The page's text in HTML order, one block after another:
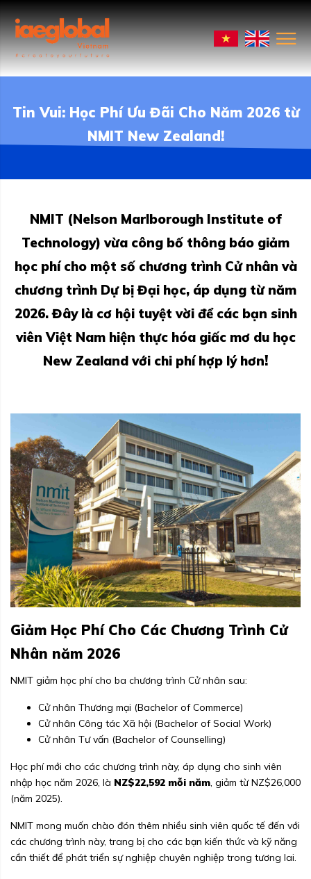
Tin Vui: Học Phí Ưu Đãi Cho Năm 2026 từ
NMIT New Zealand!
NMIT (Nelson Marlborough Institute of
Technology) vừa công bố thông báo giảm
học phí cho một số chương trình Cử nhân và
chương trình Dự bị Đại học, áp dụng từ năm
2026. Đây là cơ hội tuyệt vời để các bạn sinh
viên Việt Nam hiện thực hóa giấc mơ du học
New Zealand với chi phí hợp lý hơn!
Giảm Học Phí Cho Các Chương Trình Cử
Nhân năm 2026
NMIT giảm học phí cho ba chương trình Cử nhân sau:
Cử nhân Thương mại (Bachelor of Commerce)
Cử nhân Công tác Xã hội (Bachelor of Social Work)
Cử nhân Tư vấn (Bachelor of Counselling)
Học phí mới cho các chương trình này, áp dụng cho sinh viên
nhập học năm 2026, là NZ$22,592 mỗi năm, giảm từ NZ$26,000
(năm 2025).
NMIT mong muốn chào đón thêm nhiều sinh viên quốc tế đến với
các chương trình này, trang bị cho các bạn kiến thức và kỹ năng
cần thiết để phát triển sự nghiệp chuyên nghiệp trong tương lai.